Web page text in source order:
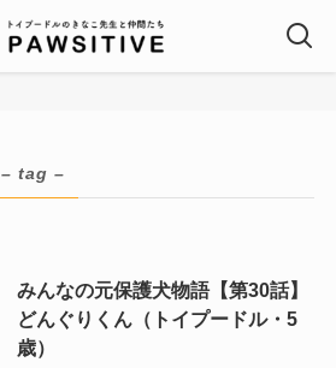
– tag –
みんなの元保護犬物語【第30話】
どんぐりくん（トイプードル・5
歳）